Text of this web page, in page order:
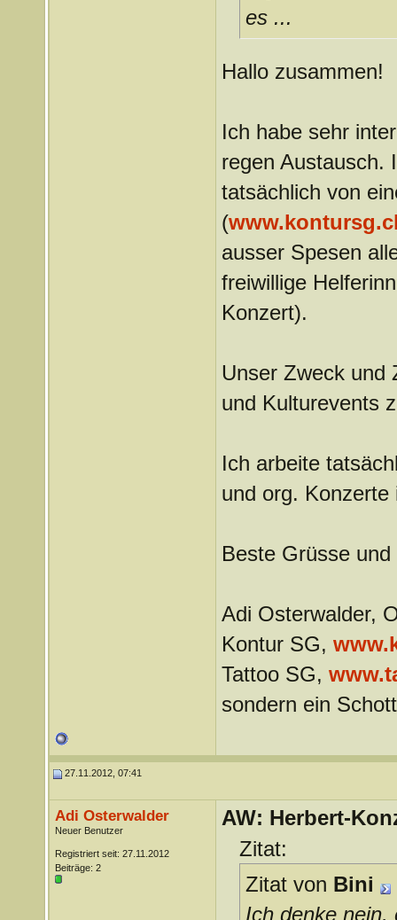
es ...
Hallo zusammen!
Ich habe sehr
regen Austausch.
tatsächlich von
(
ausser Spesen
freiwillige
Konzert).
Unser Zweck und
und Kulturevents
Ich arbeite
und org.
Beste Grüsse
Adi Osterwalder,
Kontur SG,
Tattoo SG,
sondern ein
27.11.2012, 07:41
Adi Osterwalder
Neuer Benutzer
Registriert seit: 27.11.2012
Beiträge: 2
AW: Herbert-
Zitat:
Zitat von Bini
Ich denke nein,